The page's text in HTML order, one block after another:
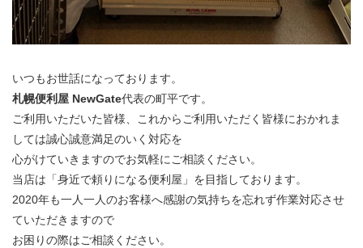
いつもお世話になっております。
札幌便利屋 NewGate代表の町平です。
ご利用いただいた皆様、これからご利用いただく皆様におかれま
しては誠心誠意満足のいく対応を
心がけていきますのでお気軽にご相談ください。
当店は「身近で頼りになる便利屋」を目指しております。
2020年も一人一人のお客様へ感謝の気持ちを忘れず作業対応させ
ていただきますので
お困りの際はご相談ください。